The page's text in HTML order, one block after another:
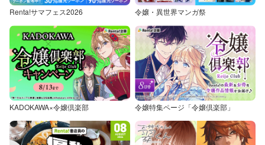
Renta!サマフェス2026 令嬢・異世界マンガ祭
KADOKAWA×令嬢倶楽部 令嬢特集ページ「令嬢倶楽部」